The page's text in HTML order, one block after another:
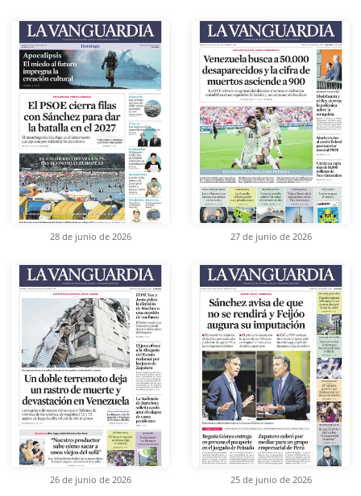
28 de junio de 2026 27 de junio de 2026
26 de junio de 2026 25 de junio de 2026